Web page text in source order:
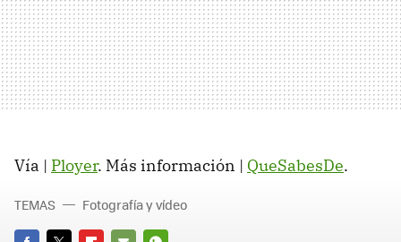
Vía | Ployer. Más información | QueSabesDe.
TEMAS Fotografía y vídeo